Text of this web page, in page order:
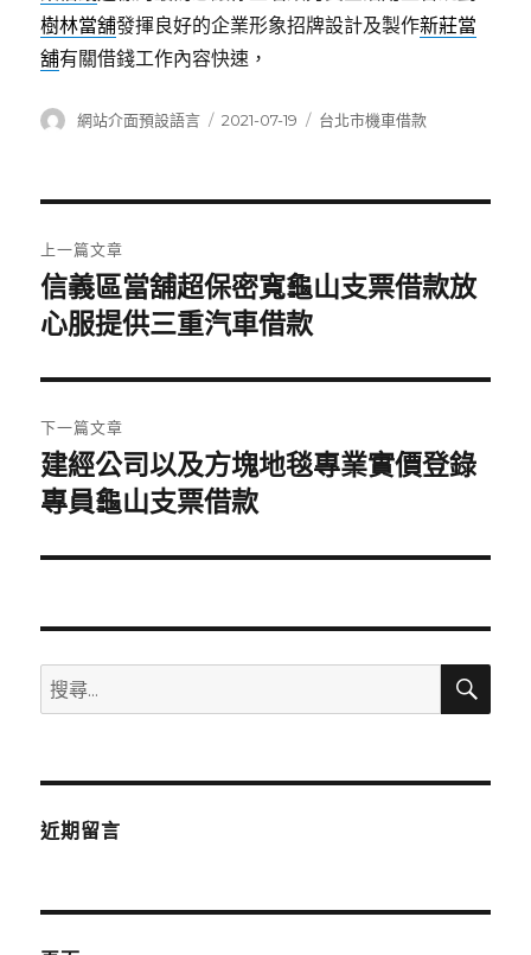
樹林當舖發揮良好的企業形象招牌設計及製作新莊當
舖有關借錢工作內容快速，
作
網站介面預設語言
發
2021-07-19
分
台北市機車借款
章
導
覽
上一篇文章
上
一
文
章:
信義區當舖超保密寬龜山支票借款放
心服提供三重汽車借款
下一篇文章
下
一
文
建經公司以及方塊地毯專業實價登錄
專員龜山支票借款
搜
尋
鍵
搜
近期留言